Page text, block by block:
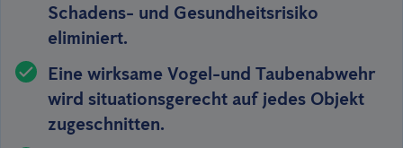
Schadens- und Gesundheitsrisiko
eliminiert.
Eine wirksame Vogel-und Taubenabwehr
wird situationsgerecht auf jedes Objekt
zugeschnitten.